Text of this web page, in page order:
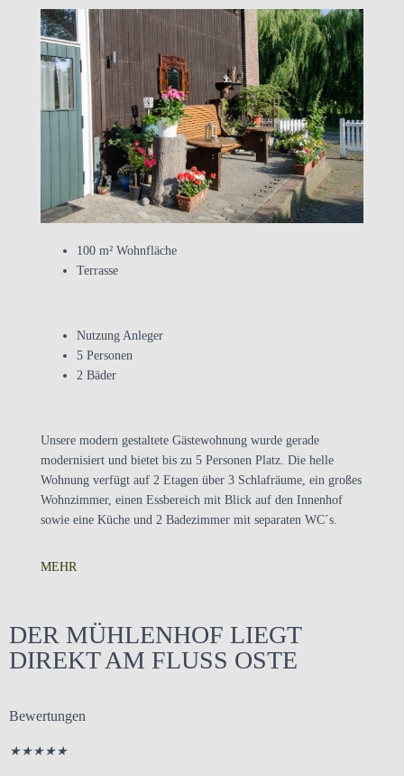
100 m² Wohnfläche
Terrasse
Nutzung Anleger
5 Personen
2 Bäder
Unsere modern gestaltete Gästewohnung wurde gerade
modernisiert und bietet bis zu 5 Personen Platz. Die helle
Wohnung verfügt auf 2 Etagen über 3 Schlafräume, ein großes
Wohnzimmer, einen Essbereich mit Blick auf den Innenhof
sowie eine Küche und 2 Badezimmer mit separaten WC´s.
MEHR
DER MÜHLENHOF LIEGT
DIREKT AM FLUSS OSTE
Bewertungen
★ ★ ★ ★ ★